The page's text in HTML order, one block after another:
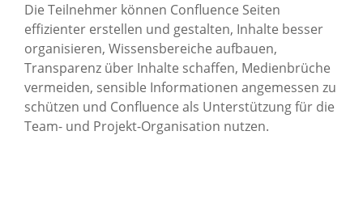
Die Teilnehmer können Confluence Seiten
effizienter erstellen und gestalten, Inhalte besser
organisieren, Wissensbereiche aufbauen,
Transparenz über Inhalte schaffen, Medienbrüche
vermeiden, sensible Informationen angemessen zu
schützen und Confluence als Unterstützung für die
Team- und Projekt-Organisation nutzen.